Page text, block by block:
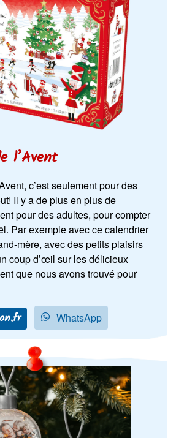
l’Avent
c’est seulement pour des
Il y a de plus en plus de
pour des adultes, pour compter
Par exemple avec ce calendrier
mère, avec des petits plaisirs
coup d’œil sur les délicieux
que nous avons trouvé pour
WhatsApp